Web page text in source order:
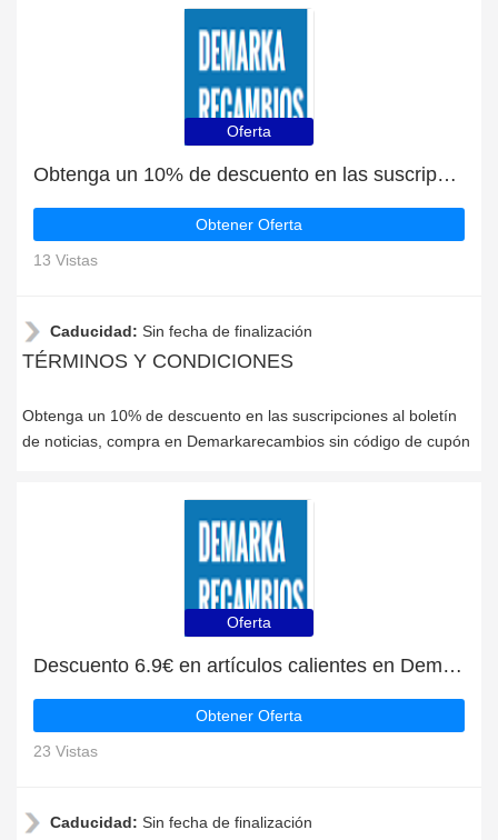
Oferta
Obtenga un 10% de descuento en las suscripciones al boletín de noticias
Obtener Oferta
13 Vistas
Caducidad: Sin fecha de finalización
TÉRMINOS Y CONDICIONES
Obtenga un 10% de descuento en las suscripciones al boletín
de noticias, compra en Demarkarecambios sin código de cupón
Oferta
Descuento 6.9€ en artículos calientes en Demarkarecambios
Obtener Oferta
23 Vistas
Caducidad: Sin fecha de finalización